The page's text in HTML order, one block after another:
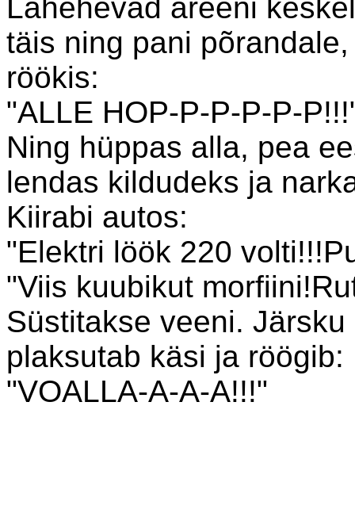
Lähehevad areeni
täis ning pani
röökis:
"ALLE HOP-P-P-P-P-
Ning hüppas alla, pea
lendas kildudeks ja
Kiirabi autos:
"Elektri löök 220
"Viis kuubikut
Süstitakse veeni.
plaksutab käsi ja röögib:
"VOALLA-A-A-A!!!"